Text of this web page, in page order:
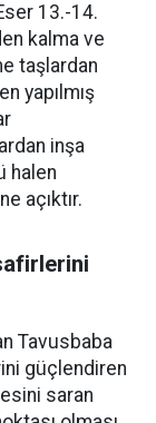
13.-14.
kalma ve
taşlardan
yapılmış
inşa
halen
açıktır.
Tavusbaba
güçlendiren
saran